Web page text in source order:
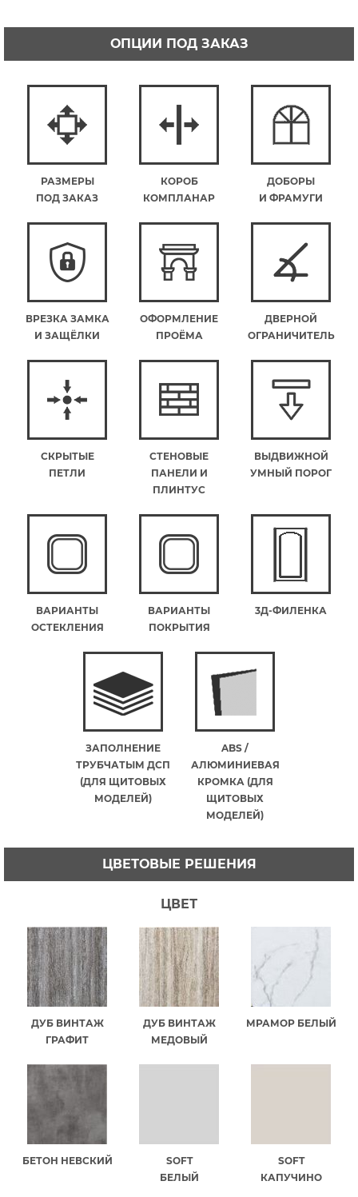
ОПЦИИ ПОД ЗАКАЗ
РАЗМЕРЫ
ПОД ЗАКАЗ
КОРОБ
КОМПЛАНАР
ДОБОРЫ
И ФРАМУГИ
ВРЕЗКА ЗАМКА
И ЗАЩЁЛКИ
ОФОРМЛЕНИЕ
ПРОЁМА
ДВЕРНОЙ
ОГРАНИЧИТЕЛЬ
СКРЫТЫЕ
ПЕТЛИ
СТЕНОВЫЕ
ПАНЕЛИ И
ПЛИНТУС
ВЫДВИЖНОЙ
УМНЫЙ ПОРОГ
ВАРИАНТЫ
ОСТЕКЛЕНИЯ
ВАРИАНТЫ
ПОКРЫТИЯ
3Д-ФИЛЕНКА
ЗАПОЛНЕНИЕ
ТРУБЧАТЫМ ДСП
(ДЛЯ ЩИТОВЫХ
МОДЕЛЕЙ)
ABS /
АЛЮМИНИЕВАЯ
КРОМКА (ДЛЯ
ЩИТОВЫХ
МОДЕЛЕЙ)
ЦВЕТОВЫЕ РЕШЕНИЯ
ЦВЕТ
ДУБ ВИНТАЖ
ГРАФИТ
ДУБ ВИНТАЖ
МЕДОВЫЙ
МРАМОР БЕЛЫЙ
БЕТОН НЕВСКИЙ
SOFT
БЕЛЫЙ
SOFT
КАПУЧИНО